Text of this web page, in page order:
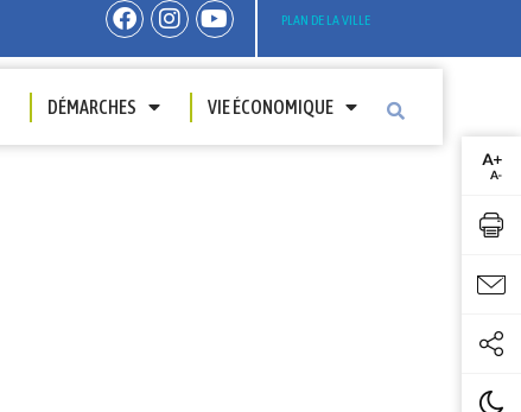
PLAN DE LA VILLE
DÉMARCHES VIE ÉCONOMIQUE